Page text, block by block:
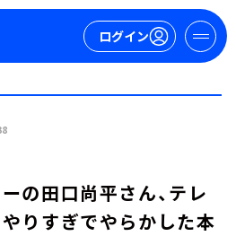
ログイン
の田口尚平さん、テレ
りすぎでやらかした本